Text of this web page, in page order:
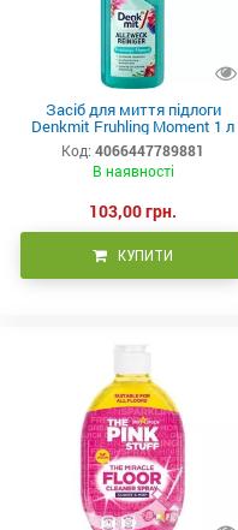
Засіб для миття підлоги
Denkmit Fruhling Moment 1 л
Код: 4066447789881
В наявності
103,00 грн.
КУПИТИ